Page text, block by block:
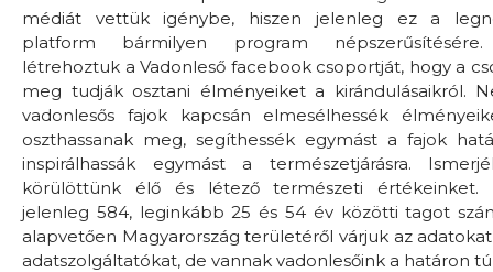
médiát vettük igénybe, hiszen jelenleg ez a
platform bármilyen program népszerűsítésére.
létrehoztuk a Vadonleső facebook csoportját, hogy a
meg tudják osztani élményeiket a kirándulásaikról.
vadonlesős fajok kapcsán elmesélhessék
oszthassanak meg, segíthessék egymást a fajok
inspirálhassák egymást a természetjárásra.
körülöttünk élő és létező természeti értékeinket.
jelenleg 584, leginkább 25 és 54 év közötti tagot
alapvetően Magyarország területéről várjuk az
adatszolgáltatókat, de vannak vadonlesőink a határon